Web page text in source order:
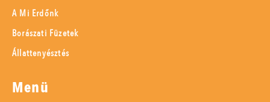
A Mi Erdőnk
Borászati Füzetek
Állattenyésztés
Menü